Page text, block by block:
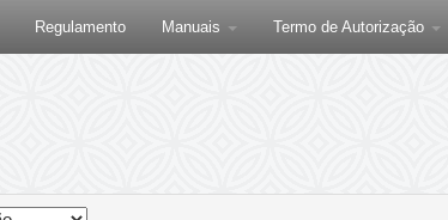
Regulamento Manuais Termo de Autorização